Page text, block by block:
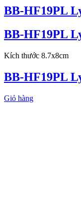
BB-HF19PL
BB-HF19PL
Kích thước 8.7x8cm
BB-HF19PL
Giỏ hàng